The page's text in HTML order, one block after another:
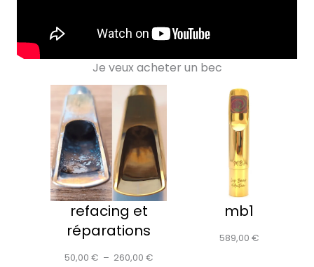
Je veux acheter un bec
refacing et
réparations
50,00 € – 260,00 €
mb1
589,00 €